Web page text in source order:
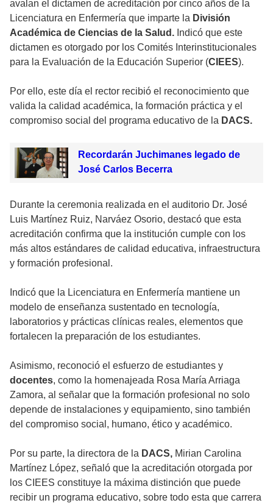
avalan el dictamen de acreditación por cinco años de la
Licenciatura en Enfermería que imparte la División
Académica de Ciencias de la Salud. Indicó que este
dictamen es otorgado por los Comités Interinstitucionales
para la Evaluación de la Educación Superior (CIEES).
Por ello, este día el rector recibió el reconocimiento que
valida la calidad académica, la formación práctica y el
compromiso social del programa educativo de la DACS.
Recordarán Juchimanes legado de
José Carlos Becerra
Durante la ceremonia realizada en el auditorio Dr. José
Luis Martínez Ruiz, Narváez Osorio, destacó que esta
acreditación confirma que la institución cumple con los
más altos estándares de calidad educativa, infraestructura
y formación profesional.
Indicó que la Licenciatura en Enfermería mantiene un
modelo de enseñanza sustentado en tecnología,
laboratorios y prácticas clínicas reales, elementos que
fortalecen la preparación de los estudiantes.
Asimismo, reconoció el esfuerzo de estudiantes y
docentes, como la homenajeada Rosa María Arriaga
Zamora, al señalar que la formación profesional no solo
depende de instalaciones y equipamiento, sino también
del compromiso social, humano, ético y académico.
Por su parte, la directora de la DACS, Mirian Carolina
Martínez López, señaló que la acreditación otorgada por
los CIEES constituye la máxima distinción que puede
recibir un programa educativo, sobre todo esta que carrera